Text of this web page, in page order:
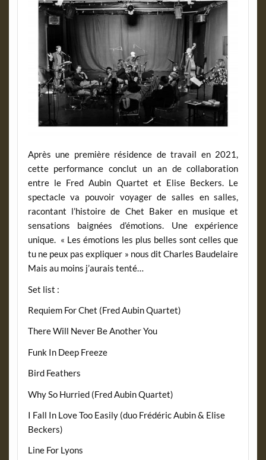
Après une première résidence de travail en 2021,
cette performance conclut un an de collaboration
entre le Fred Aubin Quartet et Elise Beckers. Le
spectacle va pouvoir voyager de salles en salles,
racontant l’histoire de Chet Baker en musique et
sensations baignées d’émotions. Une expérience
unique. « Les émotions les plus belles sont celles que
tu ne peux pas expliquer » nous dit Charles Baudelaire
Mais au moins j’aurais tenté…
Set list :
Requiem For Chet (Fred Aubin Quartet)
There Will Never Be Another You
Funk In Deep Freeze
Bird Feathers
Why So Hurried (Fred Aubin Quartet)
I Fall In Love Too Easily (duo Frédéric Aubin & Elise
Beckers)
Line For Lyons